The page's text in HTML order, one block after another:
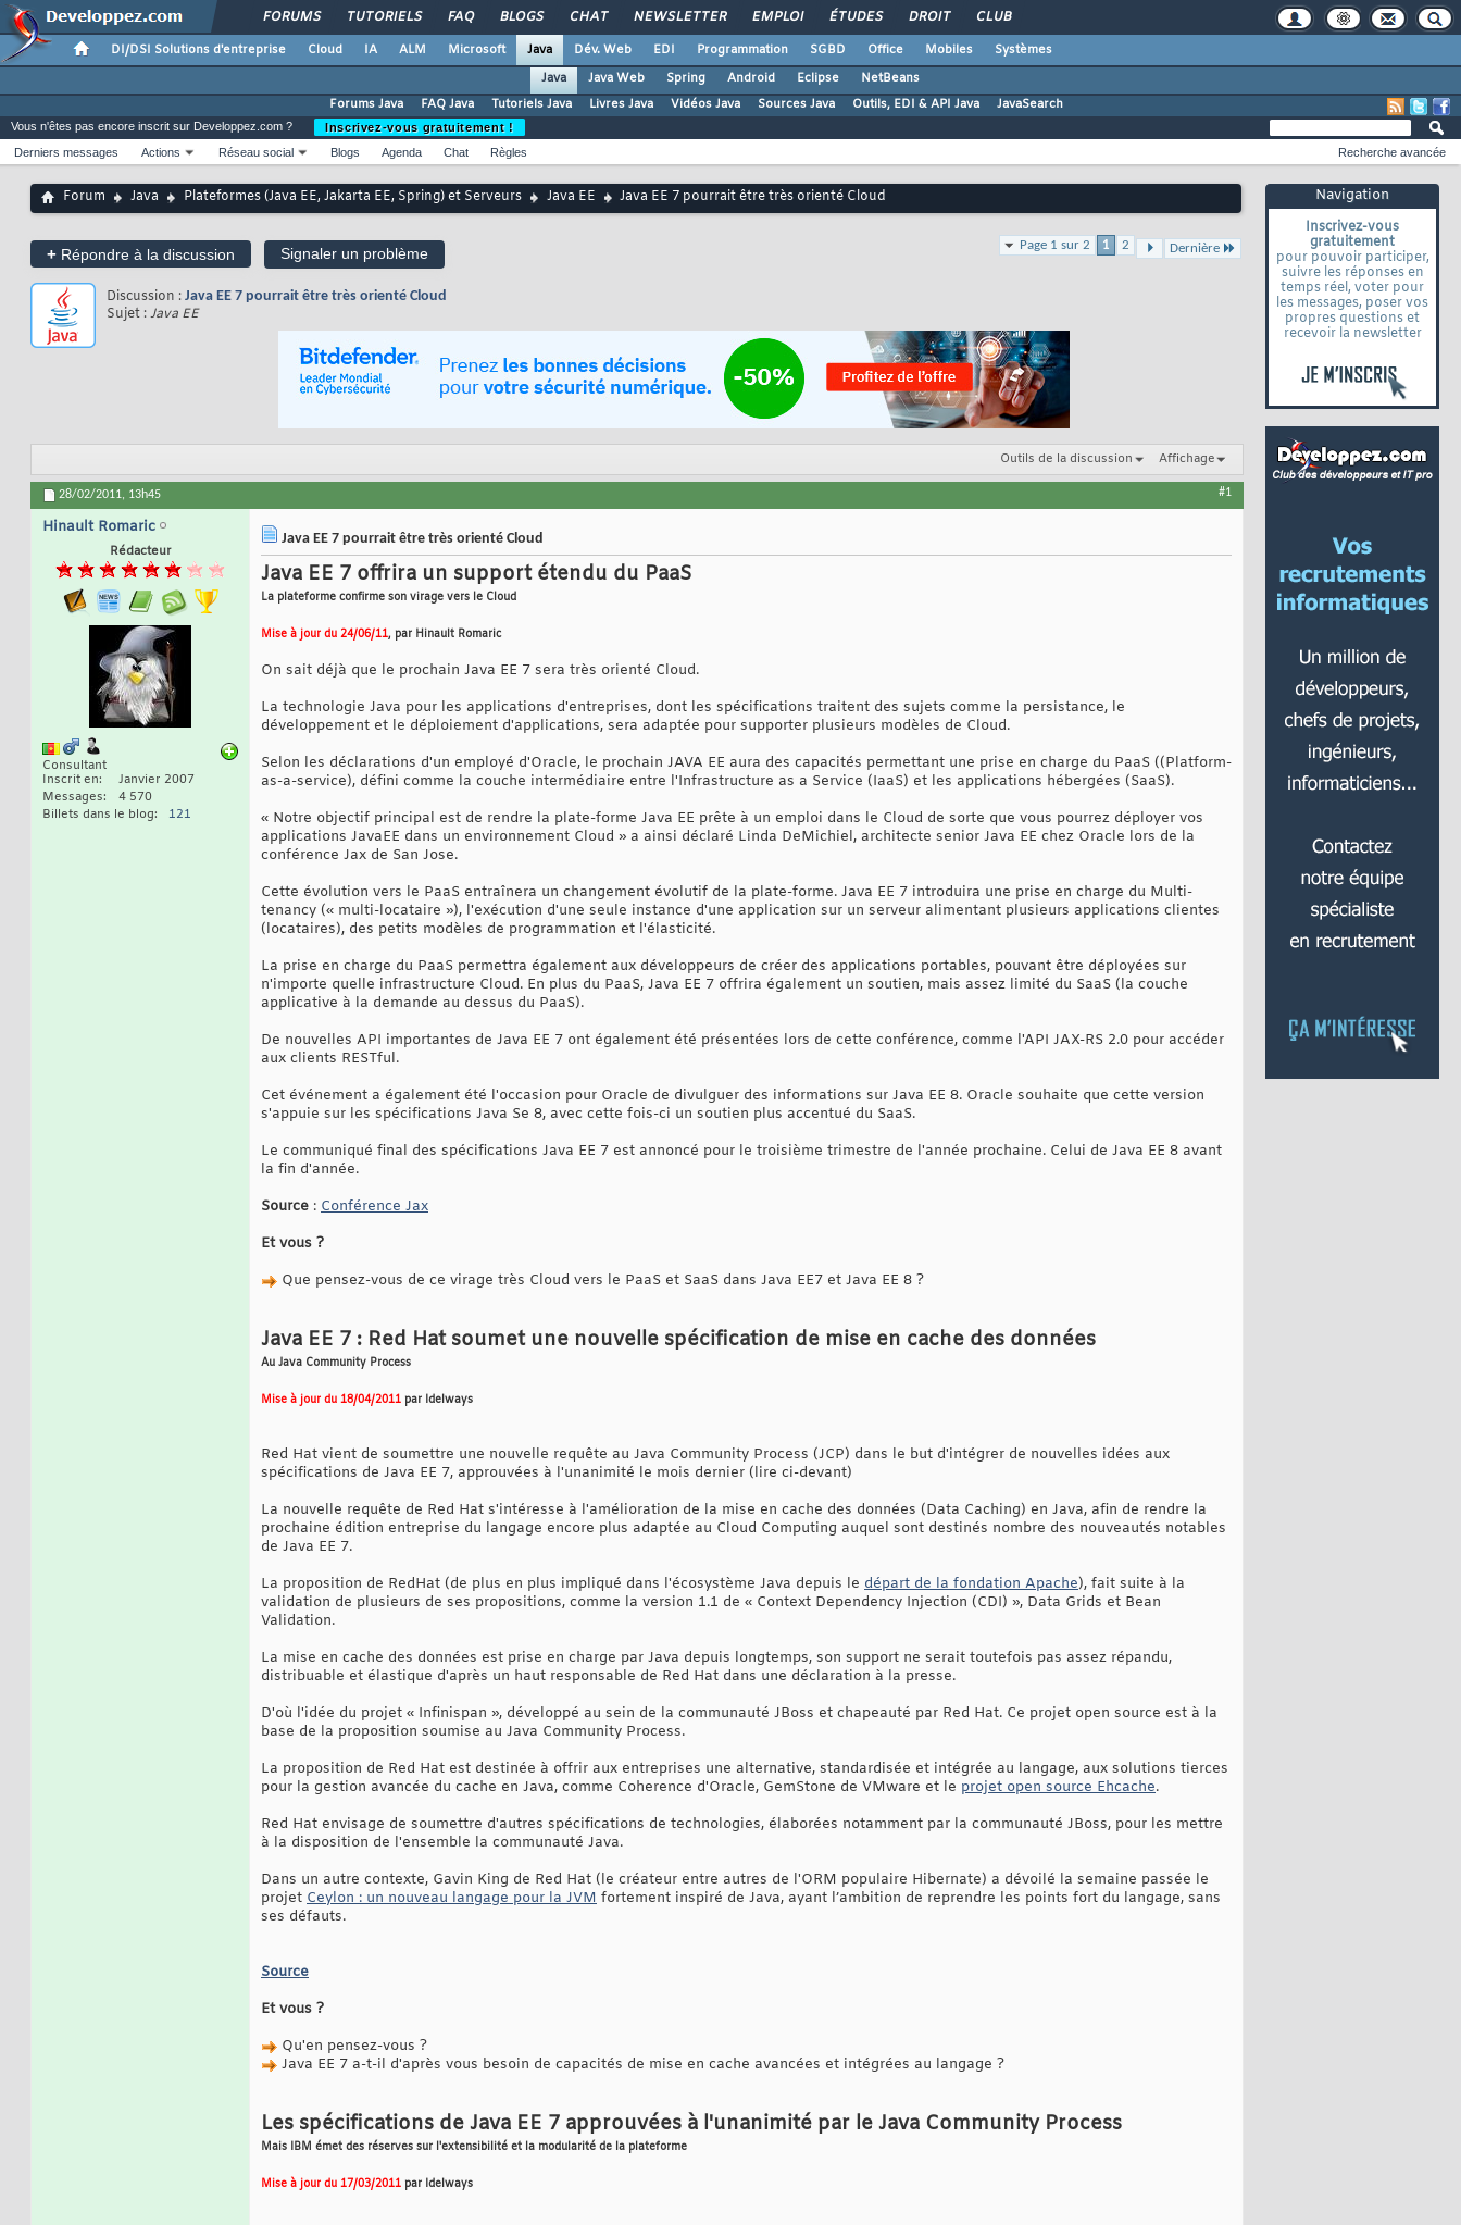
FORUMS TUTORIELS FAQ BLOGS CHAT NEWSLETTER EMPLOI ÉTUDES DROIT CLUB
DI/DSI Solutions d'entreprise Cloud IA ALM Microsoft Java Dév. Web EDI Programmation SGBD Office Mobiles
Systèmes
Java
Java Web Spring Android Eclipse
NetBeans
Forums Java
FAQ Java Tutoriels Java Livres Java Vidéos Java Sources Java Outils, EDI & API Java JavaSearch
Navigation
Inscrivez-vous
gratuitement
pour pouvoir participer,
suivre les réponses en
temps réel, voter pour
les messages, poser vos
propres questions et
recevoir la newsletter
Vous n'êtes pas encore inscrit sur Developpez.com ?
Inscrivez-vous gratuitement !
Derniers messages
Actions Réseau social Blogs Agenda Chat Règles Recherche avancée
Forum Java Plateformes (Java EE, Jakarta EE, Spring) et Serveurs Java EE Java EE 7 pourrait être très orienté Cloud
+ Répondre à la discussion Signaler un problème Page 1 sur 2 1 2 Dernière
Discussion : Java EE 7 pourrait être très orienté Cloud
Sujet :Java EE
Outils de la discussion Affichage
28/02/2011, 13h45 #1
Hinault Romaric
Rédacteur
Consultant
Inscrit en
Janvier 2007
Messages
4 570
Billets dans le blog
121
Java EE 7 pourrait être très orienté Cloud
Java EE 7 offrira un support étendu du PaaS
La plateforme confirme son virage vers le Cloud
Mise à jour du 24/06/11, par Hinault Romaric
On sait déjà que le prochain Java EE 7 sera très orienté Cloud.
La technologie Java pour les applications d'entreprises, dont les spécifications traitent des sujets comme la persistance, le
développement et le déploiement d'applications, sera adaptée pour supporter plusieurs modèles de Cloud.
Selon les déclarations d'un employé d'Oracle, le prochain JAVA EE aura des capacités permettant une prise en charge du PaaS ((Platform-
as-a-service), défini comme la couche intermédiaire entre l'Infrastructure as a Service (IaaS) et les applications hébergées (SaaS).
« Notre objectif principal est de rendre la plate-forme Java EE prête à un emploi dans le Cloud de sorte que vous pourrez déployer vos
applications JavaEE dans un environnement Cloud » a ainsi déclaré Linda DeMichiel, architecte senior Java EE chez Oracle lors de la
conférence Jax de San Jose.
Cette évolution vers le PaaS entraînera un changement évolutif de la plate-forme. Java EE 7 introduira une prise en charge du Multi-
tenancy (« multi-locataire »), l'exécution d'une seule instance d'une application sur un serveur alimentant plusieurs applications clientes
(locataires), des petits modèles de programmation et l'élasticité.
La prise en charge du PaaS permettra également aux développeurs de créer des applications portables, pouvant être déployées sur
n'importe quelle infrastructure Cloud. En plus du PaaS, Java EE 7 offrira également un soutien, mais assez limité du SaaS (la couche
applicative à la demande au dessus du PaaS).
De nouvelles API importantes de Java EE 7 ont également été présentées lors de cette conférence, comme l'API JAX-RS 2.0 pour accéder
aux clients RESTful.
Cet événement a également été l'occasion pour Oracle de divulguer des informations sur Java EE 8. Oracle souhaite que cette version
s'appuie sur les spécifications Java Se 8, avec cette fois-ci un soutien plus accentué du SaaS.
Le communiqué final des spécifications Java EE 7 est annoncé pour le troisième trimestre de l'année prochaine. Celui de Java EE 8 avant
la fin d'année.
Source : Conférence Jax
Et vous ?
Que pensez-vous de ce virage très Cloud vers le PaaS et SaaS dans Java EE7 et Java EE 8 ?
Java EE 7 : Red Hat soumet une nouvelle spécification de mise en cache des données
Au Java Community Process
Mise à jour du 18/04/2011 par Idelways
Red Hat vient de soumettre une nouvelle requête au Java Community Process (JCP) dans le but d'intégrer de nouvelles idées aux
spécifications de Java EE 7, approuvées à l'unanimité le mois dernier (lire ci-devant)
La nouvelle requête de Red Hat s'intéresse à l'amélioration de la mise en cache des données (Data Caching) en Java, afin de rendre la
prochaine édition entreprise du langage encore plus adaptée au Cloud Computing auquel sont destinés nombre des nouveautés notables
de Java EE 7.
La proposition de RedHat (de plus en plus impliqué dans l'écosystème Java depuis le départ de la fondation Apache), fait suite à la
validation de plusieurs de ses propositions, comme la version 1.1 de « Context Dependency Injection (CDI) », Data Grids et Bean
Validation.
La mise en cache des données est prise en charge par Java depuis longtemps, son support ne serait toutefois pas assez répandu,
distribuable et élastique d'après un haut responsable de Red Hat dans une déclaration à la presse.
D'où l'idée du projet « Infinispan », développé au sein de la communauté JBoss et chapeauté par Red Hat. Ce projet open source est à la
base de la proposition soumise au Java Community Process.
La proposition de Red Hat est destinée à offrir aux entreprises une alternative, standardisée et intégrée au langage, aux solutions tierces
pour la gestion avancée du cache en Java, comme Coherence d'Oracle, GemStone de VMware et le projet open source Ehcache.
Red Hat envisage de soumettre d'autres spécifications de technologies, élaborées notamment par la communauté JBoss, pour les mettre
à la disposition de l'ensemble la communauté Java.
Dans un autre contexte, Gavin King de Red Hat (le créateur entre autres de l'ORM populaire Hibernate) a dévoilé la semaine passée le
projet Ceylon : un nouveau langage pour la JVM fortement inspiré de Java, ayant l’ambition de reprendre les points fort du langage, sans
ses défauts.
Source
Et vous ?
Qu'en pensez-vous ?
Java EE 7 a-t-il d'après vous besoin de capacités de mise en cache avancées et intégrées au langage ?
Les spécifications de Java EE 7 approuvées à l'unanimité par le Java Community Process
Mais IBM émet des réserves sur l'extensibilité et la modularité de la plateforme
Mise à jour du 17/03/2011 par Idelways